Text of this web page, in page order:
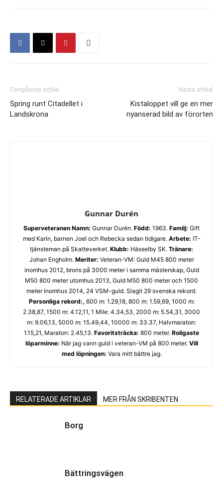
Föregående artikel
Spring runt Citadellet i
Landskrona
Nästa artikel
Kistaloppet vill ge en mer
nyanserad bild av förorten
Gunnar Durén
Superveteranen Namn: Gunnar Durén. Född: 1963. Familj: Gift
med Karin, barnen Joel och Rebecka sedan tidigare. Arbete: IT-
tjänsteman på Skatteverket. Klubb: Hässelby SK. Tränare:
Johan Engholm. Meriter: Veteran-VM: Guld M45 800 meter
inomhus 2012, brons på 3000 meter i samma mästerskap, Guld
M50 800 meter utomhus 2013, Guld M50 800 meter och 1500
meter inomhus 2014, 24 VSM-guld. Slagit 29 svenska rekord.
Personliga rekord:, 600 m: 1.29,18, 800 m: 1.59,69, 1000 m:
2.38,87, 1500 m: 4.12,11, 1 Mile: 4.34,53, 2000 m: 5.54,31, 3000
m: 9.06,13, 5000 m: 15.49,44, 10000 m: 33.37, Halvmaraton:
1.15,21, Maraton: 2.45,13. Favoritsträcka: 800 meter. Roligaste
löparminne: När jag vann guld i veteran-VM på 800 meter. Vill
med löpningen: Vara mitt bättre jag.
RELATERADE ARTIKLAR MER FRÅN SKRIBENTEN
Borg
Bättringsvägen